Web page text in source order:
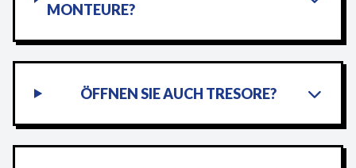
MONTEURE?
ÖFFNEN SIE AUCH TRESORE?